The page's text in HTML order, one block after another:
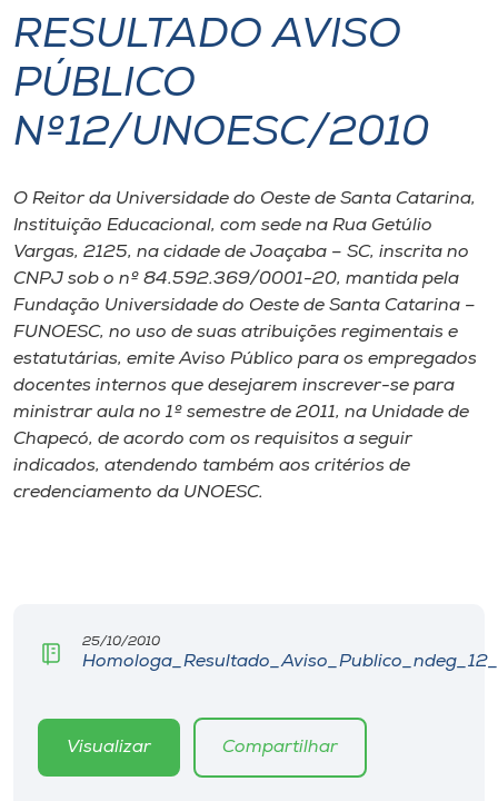
I.nova
Diplomados
CPA
Biblioteca
Editora
Rádio
o idioma
RESULTADO AVISO
PÚBLICO
Nº12/UNOESC/2010
O Reitor da Universidade do Oeste de Santa Catarina,
Instituição Educacional, com sede na Rua Getúlio
Vargas, 2125, na cidade de Joaçaba – SC, inscrita no
CNPJ sob o nº 84.592.369/0001-20, mantida pela
Fundação Universidade do Oeste de Santa Catarina –
FUNOESC, no uso de suas atribuições regimentais e
estatutárias, emite Aviso Público para os empregados
docentes internos que desejarem inscrever-se para
ministrar aula no 1º semestre de 2011, na Unidade de
Chapecó, de acordo com os requisitos a seguir
indicados, atendendo também aos critérios de
credenciamento da UNOESC.
25/10/2010
Visualizar Compartilhar